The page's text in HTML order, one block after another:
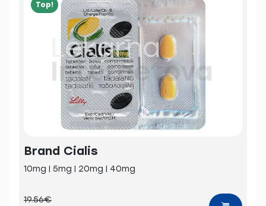
Top!
Brand Cialis
10mg | 5mg | 20mg | 40mg
19.56€